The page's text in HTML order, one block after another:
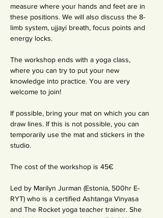
measure where your hands and feet are in
these positions. We will also discuss the 8-
limb system, ujjayi breath, focus points and
energy locks.
The workshop ends with a yoga class,
where you can try to put your new
knowledge into practice. You are very
welcome to join!
If possible, bring your mat on which you can
draw lines. If this is not possible, you can
temporarily use the mat and stickers in the
studio.
The cost of the workshop is 45€
Led by Marilyn Jurman (Estonia, 500hr E-
RYT) who is a certified Ashtanga Vinyasa
and The Rocket yoga teacher trainer. She